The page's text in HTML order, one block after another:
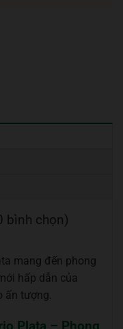
bình chọn)
mang đến phong
hấp dẫn của
ấn tượng.
Plata – Phong